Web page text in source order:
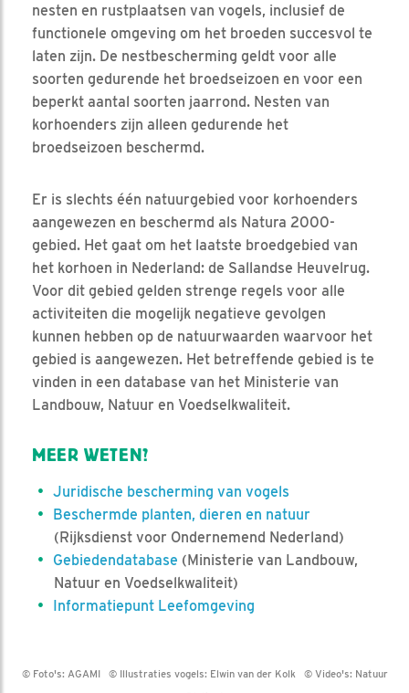
nesten en rustplaatsen van vogels, inclusief de
functionele omgeving om het broeden succesvol te
laten zijn. De nestbescherming geldt voor alle
soorten gedurende het broedseizoen en voor een
beperkt aantal soorten jaarrond. Nesten van
korhoenders zijn alleen gedurende het
broedseizoen beschermd.
Er is slechts één natuurgebied voor korhoenders
aangewezen en beschermd als Natura 2000-
gebied. Het gaat om het laatste broedgebied van
het korhoen in Nederland: de Sallandse Heuvelrug.
Voor dit gebied gelden strenge regels voor alle
activiteiten die mogelijk negatieve gevolgen
kunnen hebben op de natuurwaarden waarvoor het
gebied is aangewezen. Het betreffende gebied is te
vinden in een database van het Ministerie van
Landbouw, Natuur en Voedselkwaliteit.
MEER WETEN?
Juridische bescherming van vogels
Beschermde planten, dieren en natuur
(Rijksdienst voor Ondernemend Nederland)
Gebiedendatabase (Ministerie van Landbouw,
Natuur en Voedselkwaliteit)
Informatiepunt Leefomgeving
© Foto's: AGAMI© Illustraties vogels: Elwin van der Kolk© Video's: Natuur